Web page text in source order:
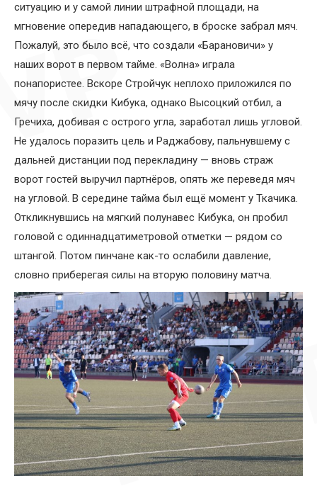
ситуацию и у самой линии штрафной площади, на
мгновение опередив нападающего, в броске забрал мяч.
Пожалуй, это было всё, что создали «Барановичи» у
наших ворот в первом тайме. «Волна» играла
понапористее. Вскоре Стройчук неплохо приложился по
мячу после скидки Кибука, однако Высоцкий отбил, а
Гречиха, добивая с острого угла, заработал лишь угловой.
Не удалось поразить цель и Раджабову, пальнувшему с
дальней дистанции под перекладину — вновь страж
ворот гостей выручил партнёров, опять же переведя мяч
на угловой. В середине тайма был ещё момент у Ткачика.
Откликнувшись на мягкий полунавес Кибука, он пробил
головой с одиннадцатиметровой отметки — рядом со
штангой. Потом пинчане как-то ослабили давление,
словно приберегая силы на вторую половину матча.